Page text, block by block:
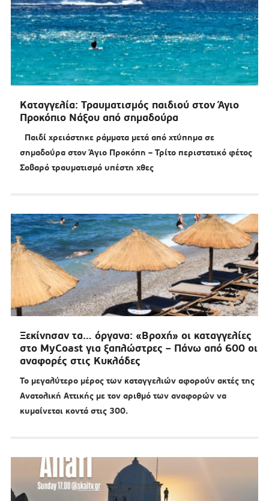
Καταγγελία: Τραυματισμός παιδιού στον Άγιο
Προκόπιο Νάξου από σημαδούρα
Παιδί χρειάστηκε ράμματα μετά από χτύπημα σε
σημαδούρα στον Άγιο Προκόπη – Τρίτο περιστατικό φέτος
Σοβαρό τραυματισμό υπέστη χθες
Ξεκίνησαν τα… όργανα: «Βροχή» οι καταγγελίες
στο MyCoast για ξαπλώστρες – Πάνω από 600 οι
αναφορές στις Κυκλάδες
Το μεγαλύτερο μέρος των καταγγελιών αφορούν ακτές της
Ανατολική Αττικής με τον αριθμό των αναφορών να
κυμαίνεται κοντά στις 300.